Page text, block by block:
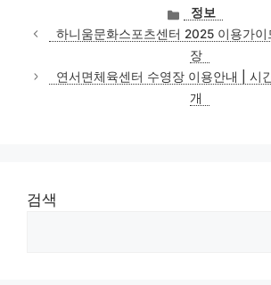
카
테
고
리
정보
하니움문화스포츠센터 2025 이용가
장
연서면체육센터 수영장 이용안내 | 시
개
검색